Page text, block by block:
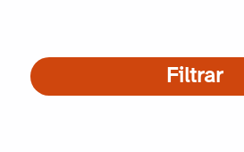
Filtrar